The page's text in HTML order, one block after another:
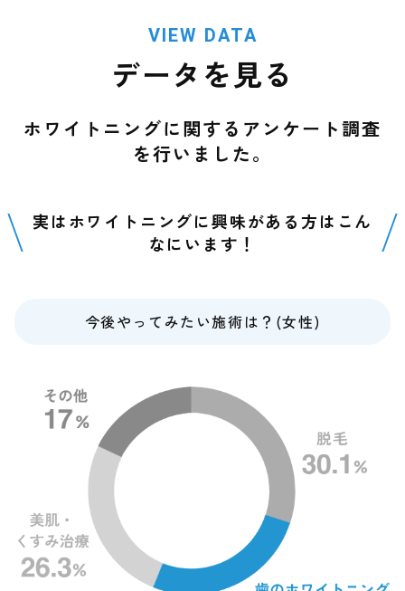
VIEW DATA
データを見る
ホワイトニングに関するアンケート調査
を行いました。
実はホワイトニングに興味がある方はこん
なにいます！
今後やってみたい施術は？(女性)